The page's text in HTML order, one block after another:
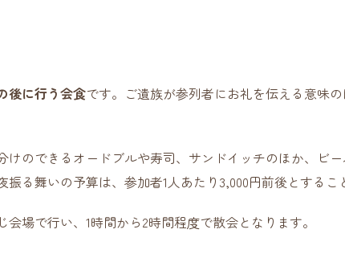
後に行う会食です。ご遺族が参列者にお礼を伝える意味
けのできるオードブルや寿司、サンドイッチのほか、ビ
振る舞いの予算は、参加者1人あたり3,000円前後とするこ
場で行い、1時間から2時間程度で散会となります。